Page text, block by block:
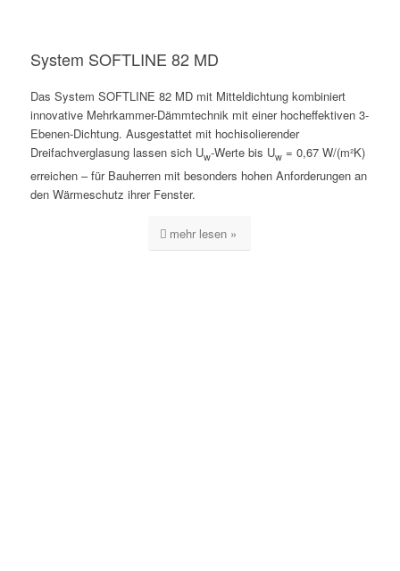
System SOFTLINE 82 MD
Das System SOFTLINE 82 MD mit Mitteldichtung kombiniert
innovative Mehrkammer-Dämmtechnik mit einer hocheffektiven 3-
Ebenen-Dichtung. Ausgestattet mit hochisolierender
Dreifachverglasung lassen sich Uw-Werte bis Uw= 0,67 W/(m²K)
erreichen – für Bauherren mit besonders hohen Anforderungen an
den Wärmeschutz ihrer Fenster.
mehr lesen »